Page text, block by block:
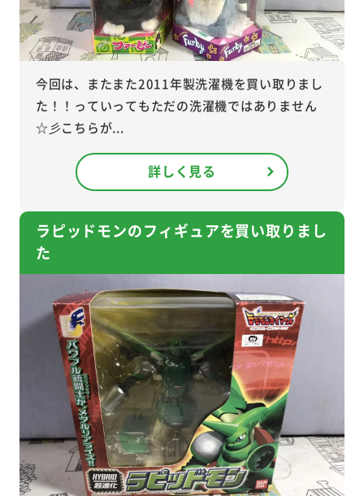
今回は、またまた2011年製洗濯機を買い取りまし
た！！っていってもただの洗濯機ではありません
☆彡こちらが...
詳しく見る
ラピッドモンのフィギュアを買い取りまし
た